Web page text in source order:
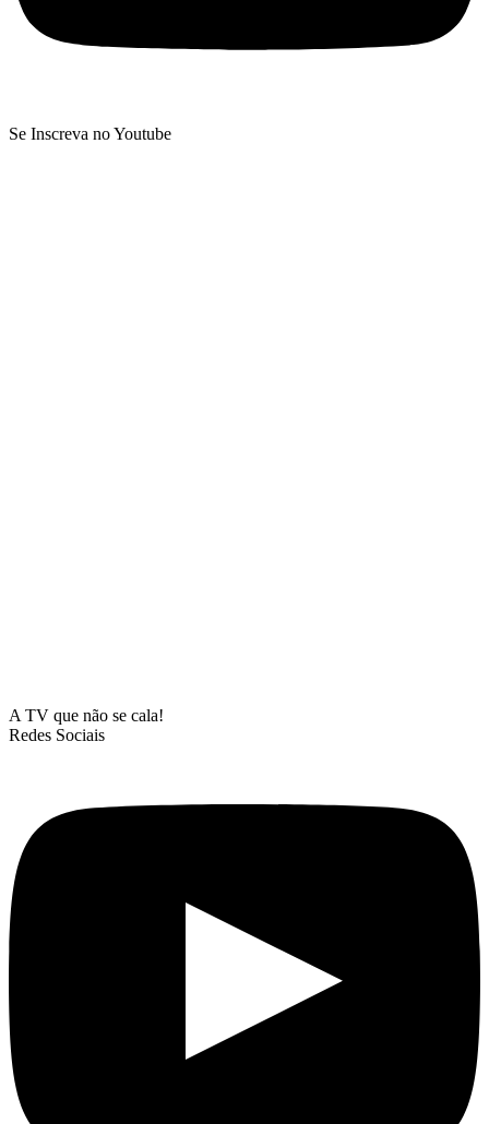
Se Inscreva no Youtube
A TV que não se cala!
Redes Sociais